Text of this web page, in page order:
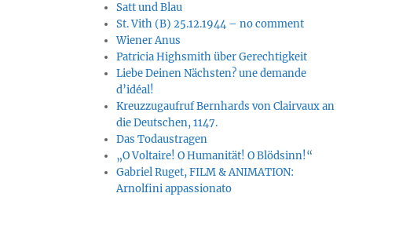
Satt und Blau
St. Vith (B) 25.12.1944 – no comment
Wiener Anus
Patricia Highsmith über Gerechtigkeit
Liebe Deinen Nächsten? une demande
d’idéal!
Kreuzzugaufruf Bernhards von Clairvaux an
die Deutschen, 1147.
Das Todaustragen
„O Voltaire! O Humanität! O Blödsinn!“
Gabriel Ruget, FILM & ANIMATION:
Arnolfini appassionato